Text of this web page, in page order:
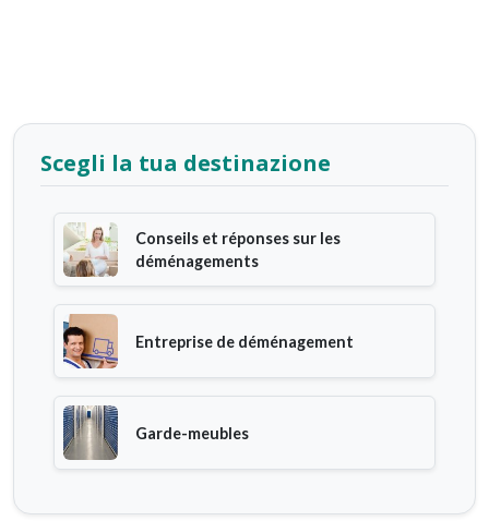
Scegli la tua destinazione
Conseils et réponses sur les
déménagements
Entreprise de déménagement
Garde-meubles